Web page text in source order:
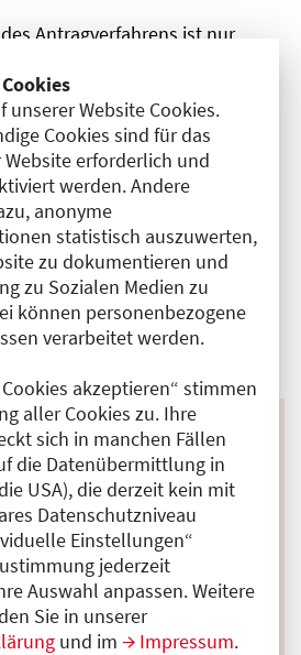
unserer Website Cookies.
Cookies sind für das
erforderlich und
werden. Andere
anonyme
statistisch auszuwerten,
zu dokumentieren und
zu Sozialen Medien zu
können personenbezogene
verarbeitet werden.
akzeptieren“ stimmen
aller Cookies zu. Ihre
sich in manchen Fällen
die Datenübermittlung in
USA), die derzeit kein mit
Datenschutzniveau
Einstellungen“
jederzeit
Auswahl anpassen. Weitere
Sie in unserer
und im Impressum.
Antragverfahrens ist nur
und Ziele verfolgte.
daher, ggf. auch zu prüfen, ob
eher eine
anderen Berufen, zum Beispiel
Krankenpfleger), Medizinisch-
o. ä. aufweist. Hierzu
auf dem
"Anerkennung in
Informationen
für Bildung und Forschung